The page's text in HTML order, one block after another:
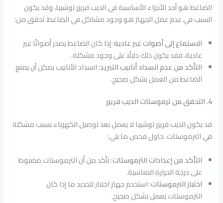
الضاغط هو أحد الأجزاء الأساسية في الديب فريزر توشيبا، وقد يكون
السبب في عدم عمل الجهاز هو وجود مشاكل في الضاغط. تحقق من:
الاستماع إلى أصوات غير عادية: إذا كان الضاغط يصدر أصواتًا غير
عادية، فقد يكون ذلك دليلًا على وجود مشكلة.
التأكد من عدم انسداد أنابيب التبريد: انسداد الأنابيب يمكن أن يمنع
الضاغط من العمل بشكل صحيح.
4. التحقق من ترموستات الديب فريزر
قد يكون الديب فريزر توشيبا لا يعمل بعد توصيل الكهرباء بسبب مشكلة
في الترموستات. حاول فحص ما يلي:
التأكد من إعدادات الترموستات: تأكد من أن الترموستات مضبوط
على درجة الحرارة المناسبة.
اختبار الترموستات: استخدم جهاز اختبار لتحديد ما إذا كان
الترموستات يعمل بشكل صحيح.